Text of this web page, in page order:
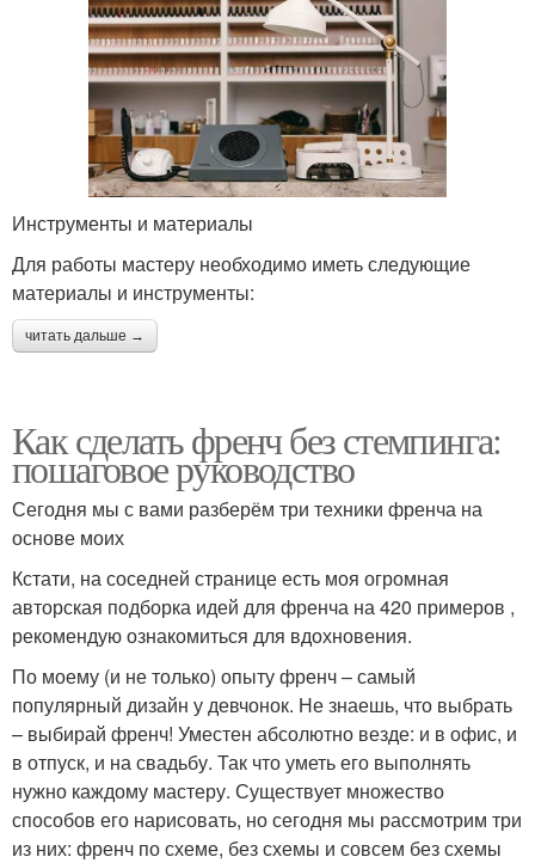
Инструменты и материалы
Для работы мастеру необходимо иметь следующие
материалы и инструменты:
читать дальше →
Как сделать френч без стемпинга:
пошаговое руководство
Сегодня мы с вами разберём три техники френча на
основе моих
Кстати, на соседней странице есть моя огромная
авторская подборка идей для френча на 420 примеров ,
рекомендую ознакомиться для вдохновения.
По моему (и не только) опыту френч – самый
популярный дизайн у девчонок. Не знаешь, что выбрать
– выбирай френч! Уместен абсолютно везде: и в офис, и
в отпуск, и на свадьбу. Так что уметь его выполнять
нужно каждому мастеру. Существует множество
способов его нарисовать, но сегодня мы рассмотрим три
из них: френч по схеме, без схемы и совсем без схемы